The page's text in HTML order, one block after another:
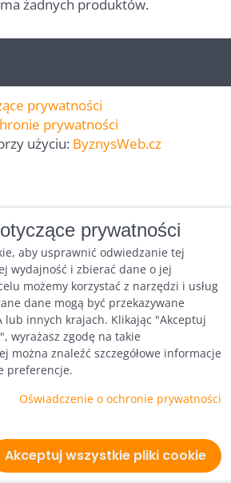
żadnych produktów.
prywatności
prywatności
użyciu: ByznysWeb.cz
prywatności
aby usprawnić odwiedzanie tej
wydajność i zbierać dane o jej
możemy korzystać z narzędzi i usług
dane mogą być przekazywane
lub innych krajach. Klikając "Akceptuj
wyrażasz zgodę na takie
można znaleźć szczegółowe informacje
preferencje.
Oświadczenie o ochronie prywatności
Akceptuj wszystkie pliki cookie